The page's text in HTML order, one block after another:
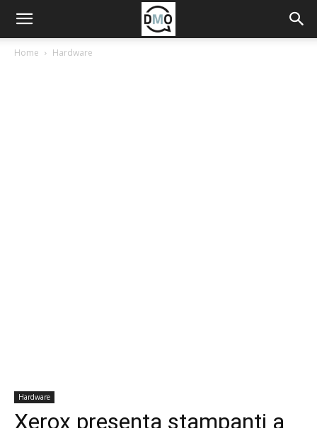
Home Hardware
Hardware
Xerox presenta stampanti a